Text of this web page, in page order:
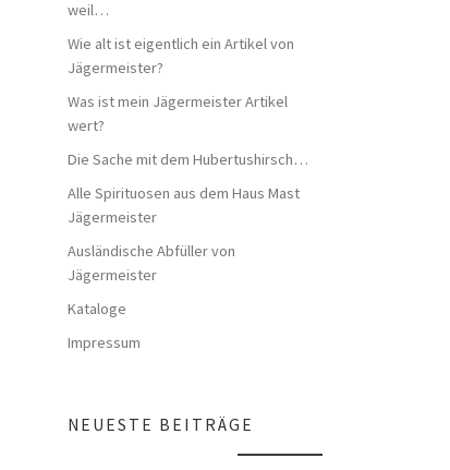
weil…
Wie alt ist eigentlich ein Artikel von
Jägermeister?
Was ist mein Jägermeister Artikel
wert?
Die Sache mit dem Hubertushirsch…
Alle Spirituosen aus dem Haus Mast
Jägermeister
Ausländische Abfüller von
Jägermeister
Kataloge
Impressum
NEUESTE BEITRÄGE